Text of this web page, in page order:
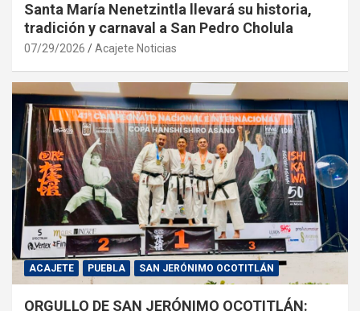
Santa María Nenetzintla llevará su historia,
tradición y carnaval a San Pedro Cholula
07/29/2026 Acajete Noticias
ACAJETE PUEBLA SAN JERÓNIMO OCOTITLÁN
ORGULLO DE SAN JERÓNIMO OCOTITLÁN: